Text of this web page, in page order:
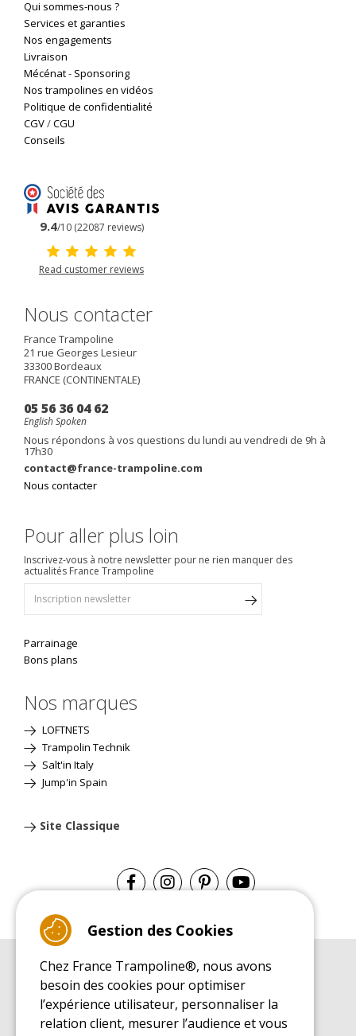
Qui sommes-nous ?
Services et garanties
Nos engagements
Livraison
Mécénat- Sponsoring
Nos trampolines en vidéos
Politique de confidentialité
CGV/CGU
Conseils
9.4/10 (22087 reviews)
Read customer reviews
Nous contacter
France Trampoline
21 rue Georges Lesieur
33300Bordeaux
FRANCE (CONTINENTALE)
05 56 36 04 62
English Spoken
Nous répondons à vos questions du lundi au vendredi de 9h à
17h30
contact@france-trampoline.com
Nous contacter
Pour aller plus loin
Inscrivez-vous à notre newsletter pour ne rien manquer des
actualités France Trampoline
Parrainage
Bons plans
Nos marques
LOFTNETS
Trampolin Technik
Salt'in Italy
Jump'in Spain
Site Classique
Guide d'achat pour les trampolines de loisirs
GUIDE DE MONTAGE
Guide de montage pour les trampolines de loisirs
Gestion des Cookies
Chez France Trampoline®, nous avons
besoin des cookies pour optimiser
l’expérience utilisateur, personnaliser la
relation client, mesurer l’audience et vous